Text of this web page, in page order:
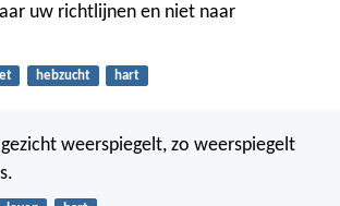
uw richtlijnen en niet naar
hebzucht hart
weerspiegelt, zo weerspiegelt